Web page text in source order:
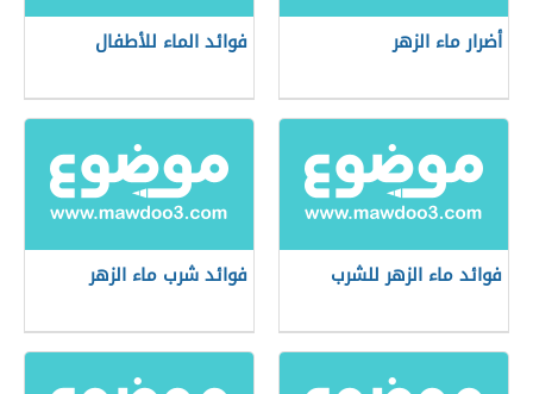
أضرار ماء الزهر فوائد الماء للأطفال
فوائد ماء الزهر للشرب فوائد شرب ماء الزهر